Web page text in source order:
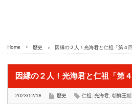
Home 歴史 因縁の２人！光海君と仁祖「第４回
因縁の２人！光海君と仁祖「第４
2023/12/18 歴史 仁祖 光海君 朝鮮王朝